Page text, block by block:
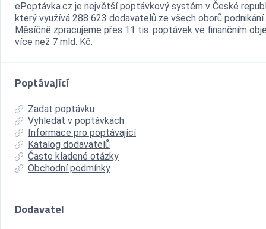
ePoptávka.cz je největší poptávkový systém v České
který využívá 288 623 dodavatelů ze všech oborů podnikání.
Měsíčně zpracujeme přes 11 tis. poptávek ve finančním
více než 7 mld. Kč.
Poptávající
Zadat poptávku
Vyhledat v poptávkách
Informace pro poptávající
Katalog dodavatelů
Často kladené otázky
Obchodní podmínky
Dodavatel